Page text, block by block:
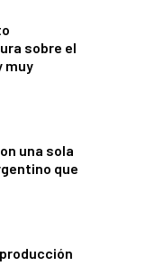
sobre el
muy
una sola
que